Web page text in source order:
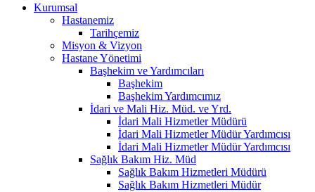
Kurumsal
Hastanemiz
Tarihçemiz
Misyon & Vizyon
Hastane Yönetimi
Başhekim ve Yardımcıları
Başhekim
Başhekim Yardımcımız
İdari ve Mali Hiz. Müd. ve Yrd.
İdari Mali Hizmetler Müdürü
İdari Mali Hizmetler Müdür Yardımcısı
İdari Mali Hizmetler Müdür Yardımcısı
Sağlık Bakım Hiz. Müd
Sağlık Bakım Hizmetleri Müdürü
Sağlık Bakım Hizmetleri Müdür